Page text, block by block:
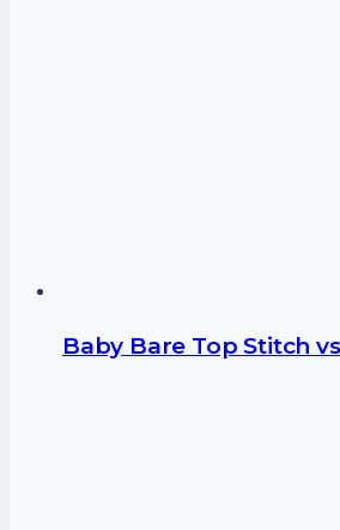
Baby Bare Top Stitch